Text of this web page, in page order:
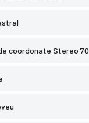
coordonate Stereo 70